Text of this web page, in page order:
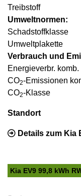
Treibstoff
Umweltnormen:
Schadstoffklasse
Umweltplakette
Verbrauch und
Energieverbr. komb.
CO2-Emissionen
CO2-Klasse
Standort
Details zum Kia
Kia EV9 99,8 kWh